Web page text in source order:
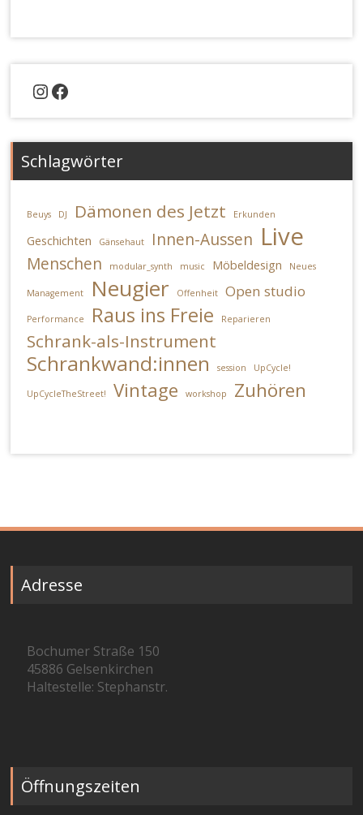
Instagram
Facebook
Schlagwörter
Beuys DJ Dämonen des Jetzt Erkunden
Geschichten Gänsehaut Innen-Aussen Live
Menschen modular_synth music Möbeldesign Neues
Management Neugier Offenheit Open studio
Performance Raus ins Freie Reparieren
Schrank-als-Instrument
Schrankwand:innen session UpCycle!
UpCycleTheStreet! Vintage workshop Zuhören
Adresse
Bochumer Straße 150
45886 Gelsenkirchen
Haltestelle: Stephanstr.
Öffnungszeiten